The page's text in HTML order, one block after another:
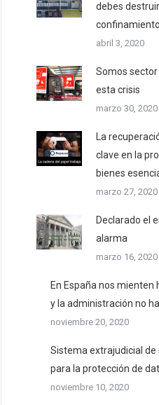
debes
confinamiento
abril 3, 2020
Somos
esta crisis
marzo 30, 2020
La
clave en la
bienes
marzo 27, 2020
Declarado el
alarma
marzo 16, 2020
En España nos mienten
y la administración no
noviembre 20, 2020
Sistema extrajudicial de
para la protección de
noviembre 10, 2020